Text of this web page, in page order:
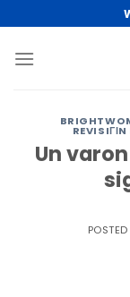
to
content
Un